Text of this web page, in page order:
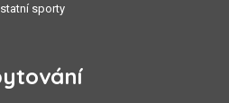
sporty